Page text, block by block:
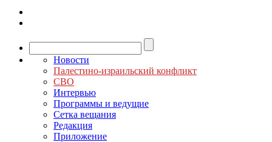
Новости
Палестино-израильский конфликт
СВО
Интервью
Программы и ведущие
Сетка вещания
Редакция
Приложение